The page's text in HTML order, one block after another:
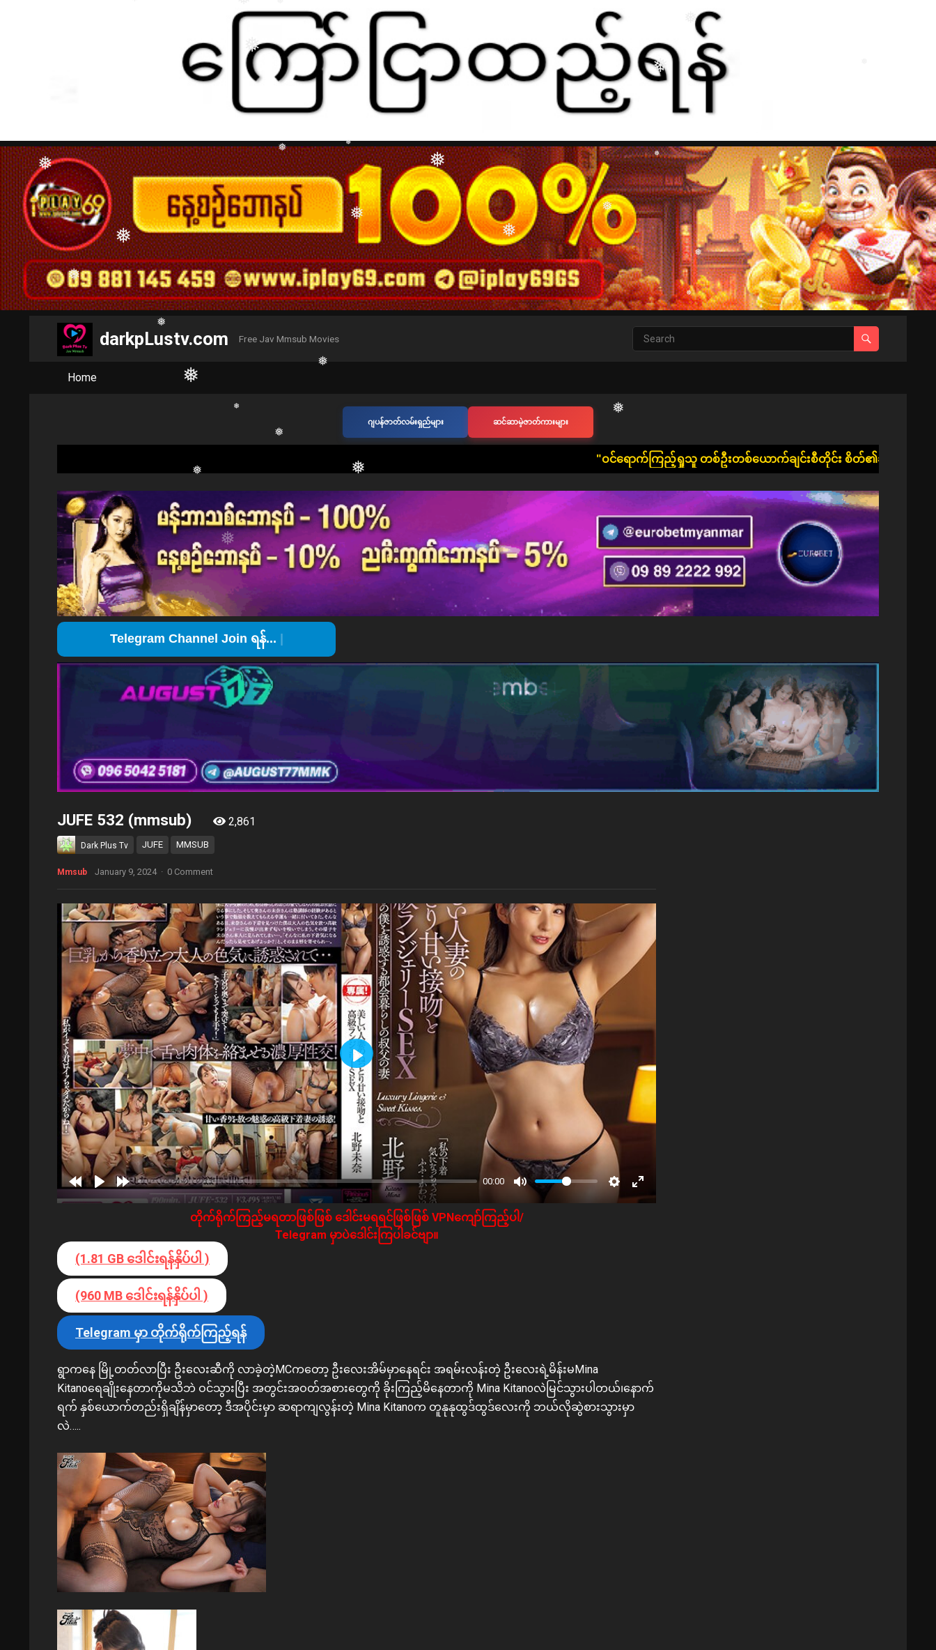
❅
❅
❅
❅
❅
❅ ❅
❅
❅
❅
❅
❅
❅
❅
❅
❅
❅❅
darkpLustv.com Free Jav Mmsub Movies
Home
ဂျပန်ဇာတ်လမ်းရှည်များ ဆင်ဆာမဲ့ဇာတ်ကားများ
​"ဝင်ရောက်ကြည့်ရှုသူ တစ်ဦးတစ်ယောက်ချင်းစီတိုင်း စိတ်၏ချမ်းသာခြင်း၊ ကိုယ်၏ကျန်းမာ
Te
JUFE 532 (mmsub) 2,861
Dark Plus Tv JUFE MMSUB
Mmsub January 9, 2024 · 0 Comment
00:00
Play
တိုက်ရိုက်ကြည့်မရတာဖြစ်ဖြစ် ဒေါင်းမရရင်ဖြစ်ဖြစ် VPNကျော်ကြည့်ပါ/
Telegram မှာပဲဒေါင်းကြပါခင်ဗျာ။
(1.81 GB ဒေါင်းရန်နှိပ်ပါ )
(960 MB ဒေါင်းရန်နှိပ်ပါ )
Telegram မှာ တိုက်ရိုက်ကြည့်ရန်
ရွာကနေ မြို့တတ်လာပြီး ဦးလေးဆီကို လာခဲ့တဲ့MCကတော့ ဦးလေးအိမ်မှာနေရင်း အရမ်းလန်းတဲ့ ဦးလေးရဲ့မိန်းမMina
Kitanoရေချိုးနေတာကိုမသိဘဲ ဝင်သွားပြီး အတွင်းအဝတ်အစားတွေကို ခိုးကြည့်မိနေတာကို Mina Kitanoလဲမြင်သွားပါတယ်၊နောက်
ရက် နှစ်ယောက်တည်းရှိချိန်မှာတော့ ဒီအပိုင်းမှာ ဆရာကျလွန်းတဲ့ Mina Kitanoက တူနုနုထွဒ်ထွဒ်လေးကို ဘယ်လိုဆွဲစားသွားမှာ
လဲ…..